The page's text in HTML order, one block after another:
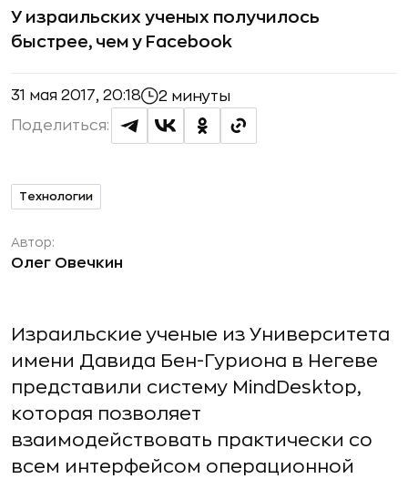
У израильских ученых получилось
быстрее, чем у Facebook
31 мая 2017, 20:18 2 минуты
Поделиться:
Технологии
Автор:
Олег Овечкин
Израильские ученые из Университета
имени Давида Бен-Гуриона в Негеве
представили систему MindDesktop,
которая позволяет
взаимодействовать практически со
всем интерфейсом операционной